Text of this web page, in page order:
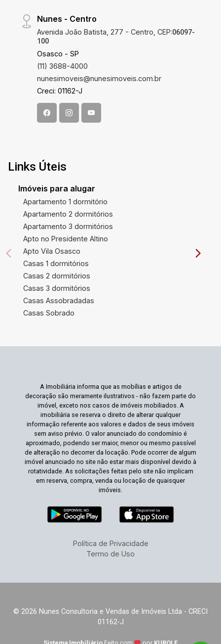
Nunes - Centro
Avenida João Batista, 277 - Centro, CEP:06097-
100
Osasco - SP
(11) 3688-4000
nunesimoveis@nunesimoveis.com.br
Creci: 01162-J
Links Úteis
Imóveis para alugar
Apartamento 1 dormitório
Apartamento 2 dormitórios
Apartamento 3 dormitórios
Apto no Presidente Altino
Apto Vila Osasco
Casas 1 dormitórios
Casas 2 dormitórios
Casas 3 dormitórios
Casas Assobradadas
Casas Sobrado
A Imobiliária informa que as mobílias e artigos de
decoração são meramente ilustrativos - não fazem parte do
imóvel, exceto nos casos de imóveis mobiliados. A
imobiliária se reserva o direito de alterar qualquer
informação referente aos valores e dados de seus imóveis
sem aviso prévio. O valor anunciado do condomínio é
aproximado, podendo ser maior, menor ou mesmo passível
de alteração no decorrer da locação. Pode ocorrer de algum
imóvel anunciado no site não estar mais disponível devido à
rotatividade. As solicitações feitas pelo site não implicam
em reserva, compra, venda ou locação de quaisquer
imóveis.
Política de Privacidade
Termo de Uso
© 2026 Nunes Consultoria e Vendas de Imóveis Ltda - CRECI
01162-J